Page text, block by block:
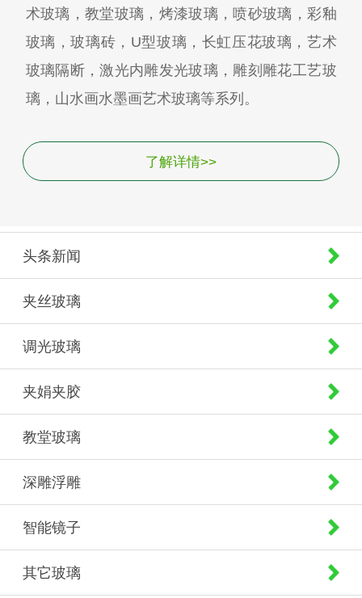
术玻璃，教堂玻璃，烤漆玻璃，喷砂玻璃，彩釉
玻璃，玻璃砖，U型玻璃，长虹压花玻璃，艺术
玻璃隔断，激光内雕发光玻璃，雕刻雕花工艺玻
璃，山水画水墨画艺术玻璃等系列。
了解详情>>
头条新闻
夹丝玻璃
调光玻璃
夹娟夹胶
教堂玻璃
深雕浮雕
智能镜子
其它玻璃